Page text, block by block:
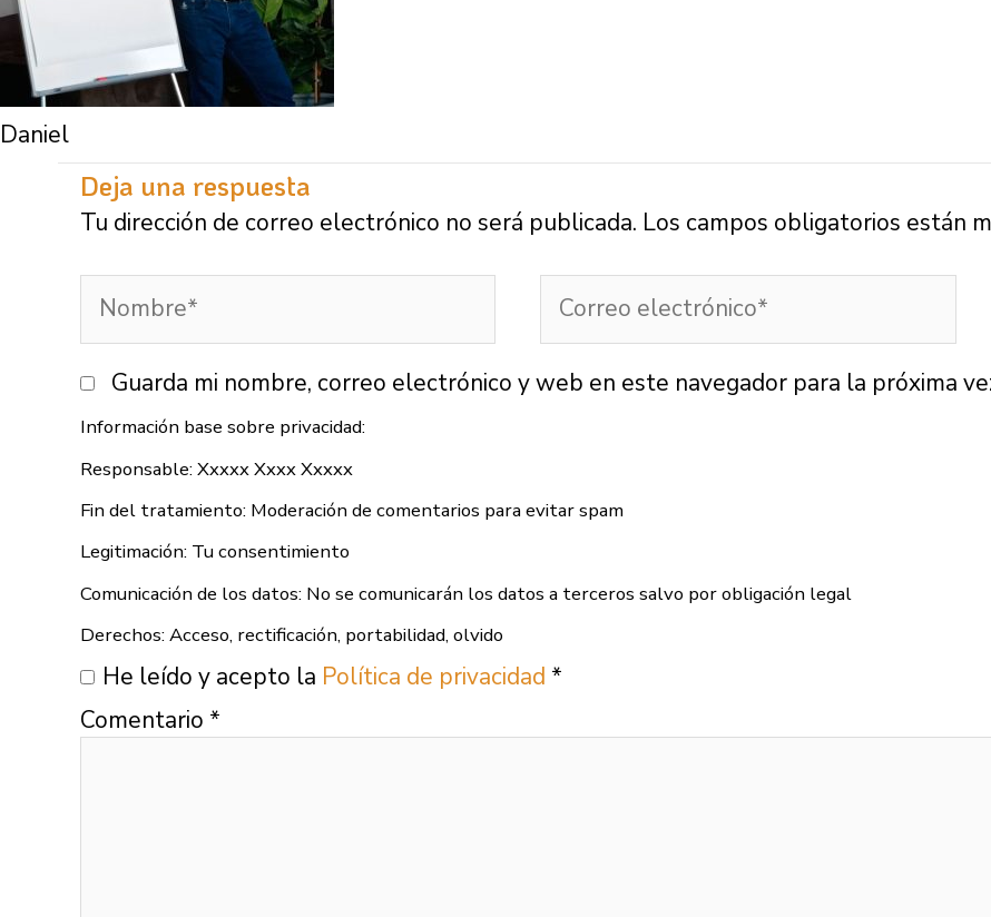
Daniel
Deja una respuesta
Tu dirección de correo electrónico no será publicada. Los campos obligatorios están
electrónico*
Guarda mi nombre, correo electrónico y web en este navegador para la próxima
Información base sobre privacidad:
Responsable: Xxxxx Xxxx Xxxxx
Fin del tratamiento: Moderación de comentarios para evitar spam
Legitimación: Tu consentimiento
Comunicación de los datos: No se comunicarán los datos a terceros salvo por obligación legal
Derechos: Acceso, rectificación, portabilidad, olvido
He leído y acepto la Política de privacidad *
Comentario *